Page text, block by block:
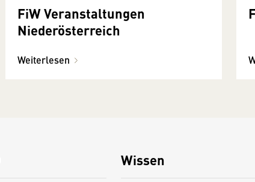
FiW Veranstaltungen
Niederösterreich
Weiterlesen
Wissen